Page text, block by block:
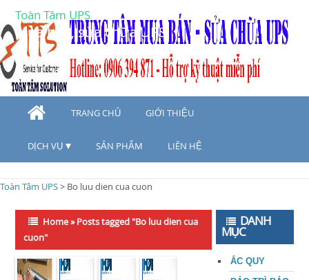
Toàn Tâm UPS
Mua bán, sửa chữa UPS
TRANG CHỦ GIỚI THIỆU
DỊCH VỤ SẢN PHẨM LIÊN HỆ
Toàn Tâm UPS> Bo luu dien cua cuon
Home»Posts tagged "Bo luu dien cua
cuon"
DANH
MỤC
ẮC QUY